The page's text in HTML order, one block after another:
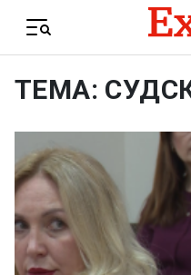
Menu
ТЕМА: